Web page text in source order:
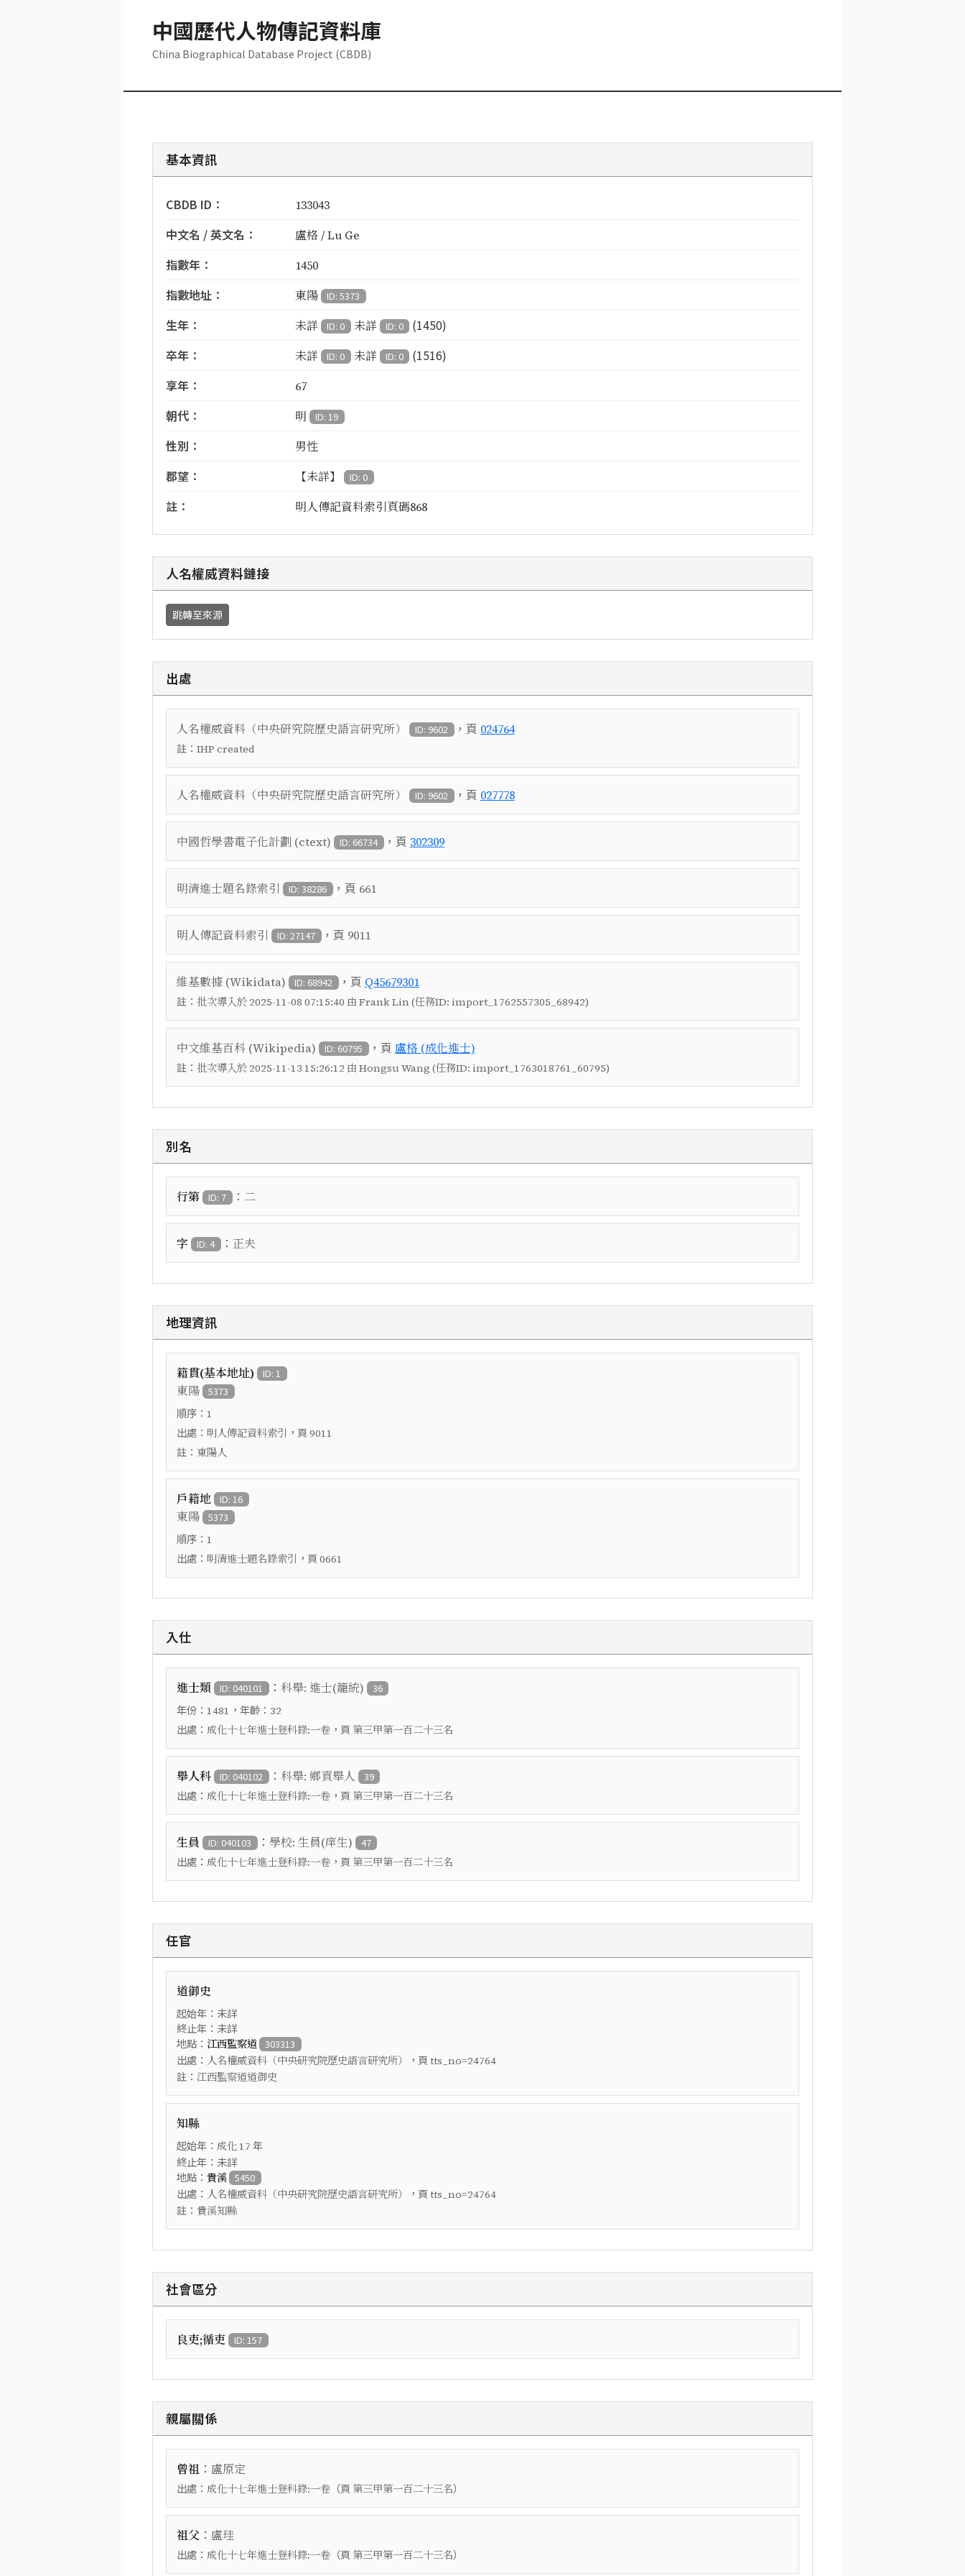
中國歷代人物傳記資料庫
China Biographical Database Project (CBDB)
基本資訊
CBDB ID： 133043
中文名 / 英文名： 盧格 / Lu Ge
指數年： 1450
指數地址： 東陽 ID: 5373
生年： 未詳 ID: 0 未詳 ID: 0
(1450)
卒年：
未詳 ID: 0 未詳 ID: 0
(1516)
享年：
67
朝代： 明 ID: 19
性別： 男性
郡望： 【未詳】 ID: 0
註： 明人傳記資料索引頁碼868
人名權威資料鏈接
跳轉至來源
出處
人名權威資料（中央研究院歷史語言研究所） ID: 9602 ，頁 024764
註： IHP created
人名權威資料（中央研究院歷史語言研究所） ID: 9602 ，頁 027778
中國哲學書電子化計劃 (ctext) ID: 66734 ，頁 302309
明清進士題名錄索引 ID: 38286 ，頁 661
明人傳記資料索引 ID: 27147 ，頁 9011
維基數據 (Wikidata) ID: 68942 ，頁 Q45679301
註： 批次導入於 2025-11-08 07:15:40 由 Frank Lin (任務ID: import_1762557305_68942)
中文維基百科 (Wikipedia) ID: 60795 ，頁 盧格 (成化進士)
註： 批次導入於 2025-11-13 15:26:12 由 Hongsu Wang (任務ID: import_1763018761_60795)
別名
行第 ID: 7 ： 二
字 ID: 4 ： 正夫
地理資訊
籍貫(基本地址) ID: 1
東陽 5373
順序： 1
出處： 明人傳記資料索引 ，頁 9011
註： 東陽人
戶籍地 ID: 16
東陽 5373
順序： 1
出處： 明清進士題名錄索引 ，頁 0661
入仕
進士類 ID: 040101 ： 科舉: 進士(籠統) 36
年份： 1481 ，年齡： 32
出處： 成化十七年進士登科錄:一卷 ，頁 第三甲第一百二十三名
舉人科 ID: 040102 ： 科舉: 鄉貢舉人 39
出處： 成化十七年進士登科錄:一卷 ，頁 第三甲第一百二十三名
生員 ID: 040103 ： 學校: 生員(庠生) 47
出處： 成化十七年進士登科錄:一卷 ，頁 第三甲第一百二十三名
任官
道御史
起始年：未詳
終止年：未詳
地點： 江西監察道 303313
出處： 人名權威資料（中央研究院歷史語言研究所） ，頁 tts_no=24764
註： 江西監察道道御史
知縣
起始年： 成化17 年
終止年：未詳
地點： 貴溪 5450
出處： 人名權威資料（中央研究院歷史語言研究所） ，頁 tts_no=24764
註： 貴溪知縣
社會區分
良吏;循吏 ID: 157
親屬關係
曾祖 ： 盧原定
出處： 成化十七年進士登科錄:一卷 （頁 第三甲第一百二十三名）
祖父 ： 盧珪
出處： 成化十七年進士登科錄:一卷 （頁 第三甲第一百二十三名）